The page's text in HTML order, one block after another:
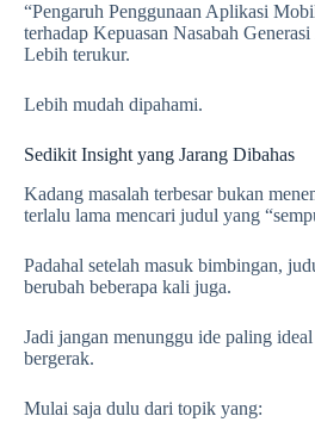
“Pengaruh Penggunaan Aplikasi
terhadap Kepuasan Nasabah Generasi
Lebih terukur.
Lebih mudah dipahami.
Sedikit Insight yang Jarang Dibahas
Kadang masalah terbesar bukan
terlalu lama mencari judul yang
Padahal setelah masuk bimbingan,
berubah beberapa kali juga.
Jadi jangan menunggu ide paling
bergerak.
Mulai saja dulu dari topik yang: